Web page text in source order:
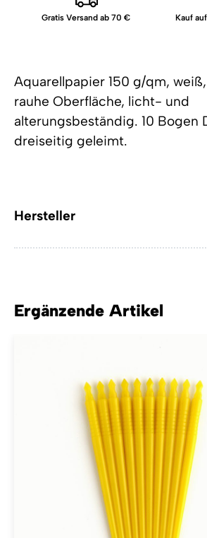
Aquarellpapier 150 g/qm,
rauhe Oberfläche, licht- und
alterungsbeständig. 10 Bogen
dreiseitig geleimt.
Hersteller
Gratis Versand ab 70 € Kauf
Ergänzende Artikel